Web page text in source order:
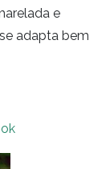
e
adapta bem